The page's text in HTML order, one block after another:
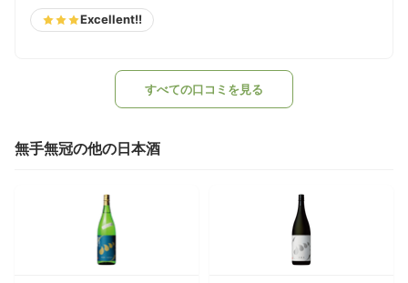
Excellent!!
すべての口コミを見る
無手無冠の他の日本酒